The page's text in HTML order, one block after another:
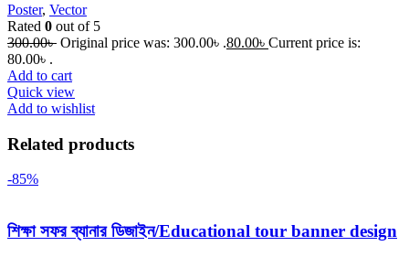
Poster, Vector
Rated 0 out of 5
300.00৳ Original price was: 300.00৳ .80.00৳ Current price is:
80.00৳ .
Add to cart
Quick view
Add to wishlist
Related products
-85%
শিক্ষা সফর ব্যানার ডিজাইন/Educational tour banner design